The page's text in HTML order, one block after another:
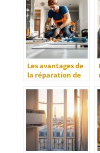
et Pourquoi ?
Les avantages de
la réparation de
plombier à vannes